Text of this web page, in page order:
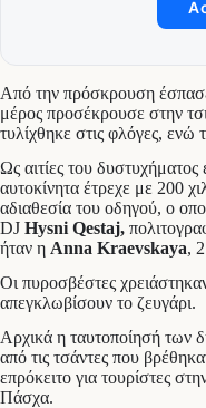
Από την πρόσκρουση
μέρος προσέκρουσε στην
τυλίχθηκε στις φλόγες, ενώ
Ως αιτίες του
αυτοκίνητα έτρεχε με 200
αδιαθεσία του οδηγού, ο
DJ Hysni Qestaj,
ήταν η Anna Kraevskaya,
Οι πυροσβέστες
απεγκλωβίσουν το ζευγάρι.
Αρχικά η ταυτοποίησή των
από τις τσάντες που
επρόκειτο για τουρίστες
Πάσχα.